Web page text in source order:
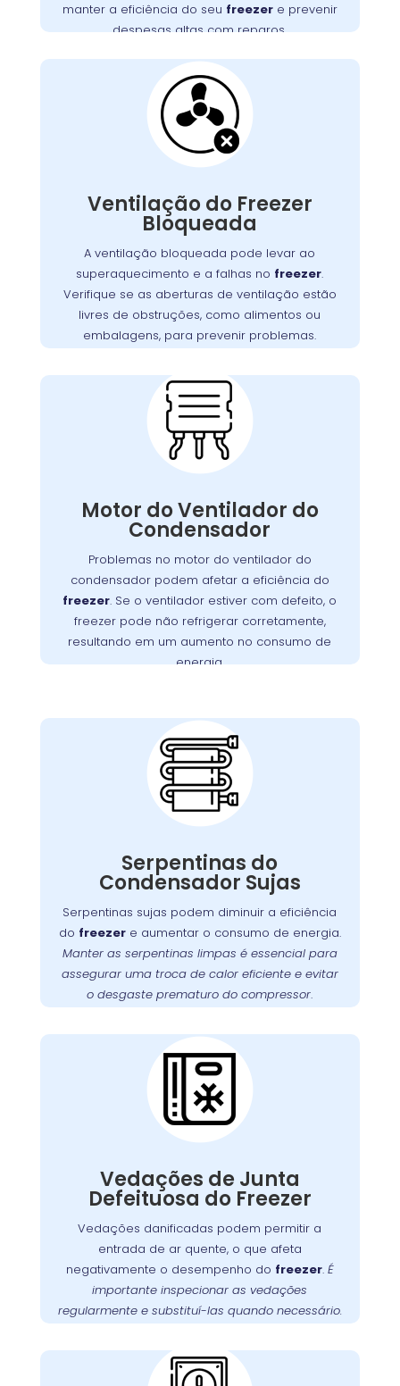
manter a eficiência do seu freezere prevenir
despesas altas com reparos.
assegurando a durabilidade e o desempenho
Ventilação do Freezer
Bloqueada
A ventilação bloqueada pode levar ao
superaquecimento e a falhas no freezer.
Verifique se as aberturas de ventilação estão
livres de obstruções, como alimentos ou
embalagens, para prevenir problemas.
Ventilação do Freezer
Bloqueada na
Barreirinha
Uma ventilação obstruída é um problema
do motor e falhas no sistema de refrigeração
.
Garanta que as aberturas de
alimentos ou embalagens
. Manter uma boa
ventilação é essencial para assegurar a
eficiência e a longevidade do
freezer
prevenindo custos extras com reparos.
Motor do Ventilador do
Condensador
Problemas no motor do ventilador do
condensador podem afetar a eficiência do
freezer. Se o ventilador estiver com defeito, o
freezer pode não refrigerar corretamente,
resultando em um aumento no consumo de
energia.
Problemas com o
Motor do Ventilador do
Condensador:
O motor do ventilador do condensador
do calor gerado pelo
freezer
.
Se o ventilador
não operar corretamente, o freezer pode ter
na Barreirinha realiza
motores defeituosos, assegurando que seu
Serpentinas do
Condensador Sujas
Serpentinas sujas podem diminuir a eficiência
do freezere aumentar o consumo de energia.
Manter as serpentinas limpas é essencial para
assegurar uma troca de calor eficiente e evitar
o desgaste prematuro do compressor.
Limpeza das
Serpentinas do
Condensador na
Barreirinha
podem acumular sujeira e poeira, o que pode
comprometer a eficiência do
freezer
.
Manter
essas serpentinas limpas é fundamental para
assegurar uma troca de calor eficaz e prevenir
o desgaste prematuro do compressor
. A
Wandertec
oferece serviços especializados
de limpeza e manutenção preventiva para
garantir que seu
freezer
funcione sempre em
Vedações de Junta
Defeituosa do Freezer
Vedações danificadas podem permitir a
entrada de ar quente, o que afeta
negativamente o desempenho do freezer. É
importante inspecionar as vedações
regularmente e substituí-las quando necessário.
Cuidados Essenciais
com as Vedações do
Freezer na Barreirinha
Vedações de junta com defeito são uma
questão comum que pode permitir a entrada
trabalhar mais para manter a temperatura
interna.
É fundamental verificar as vedações
para garantir uma vedação adequada
Wandertec
na Barreirinha oferece serviços
de inspeção e substituição de vedações,
garantindo a eficiência energética do seu
freezer
.
Problemas com a